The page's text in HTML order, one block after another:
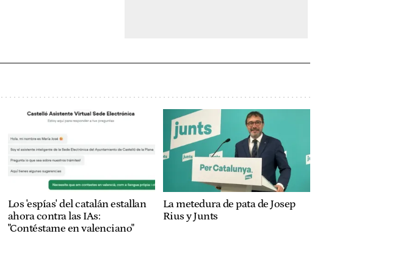
Los 'espías' del catalán estallan
ahora contra las IAs:
"Contéstame en valenciano"
La metedura de pata de Josep
Rius y Junts